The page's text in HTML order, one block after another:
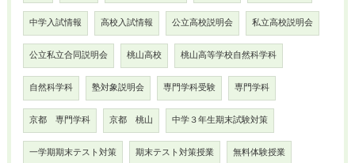
中学入試情報 高校入試情報 公立高校説明会 私立高校説明会
公立私立合同説明会 桃山高校 桃山高等学校自然科学科
自然科学科 塾対象説明会 専門学科受験 専門学科
京都 専門学科 京都 桃山 中学３年生期末試験対策
一学期期末テスト対策 期末テスト対策授業 無料体験授業